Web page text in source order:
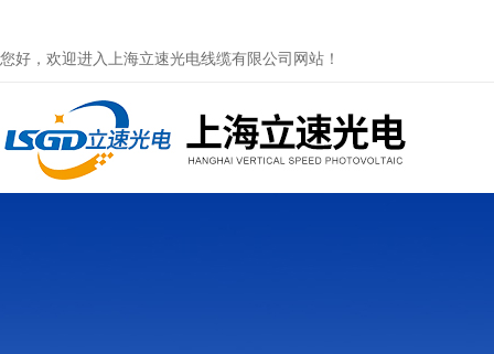
您好，欢迎进入上海立速光电线缆有限公司网站！